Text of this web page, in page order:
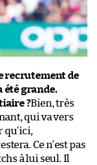
recrutement de
été grande.
?Bien, très
qui va vers
qu’ici,
Ce n’est pas
à lui seul. Il